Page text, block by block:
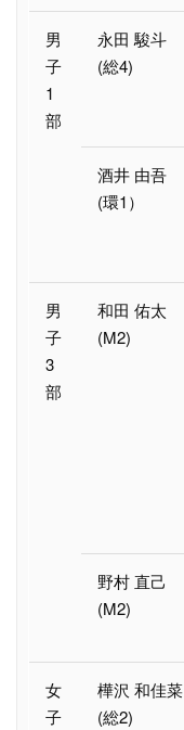
男
子
1
部
永田 駿斗
(総4)
酒井 由吾
(環1）
男
子
3
部
和田 佑太
(M2)
野村 直己
(M2)
女
子
樺沢 和佳菜
(総2)